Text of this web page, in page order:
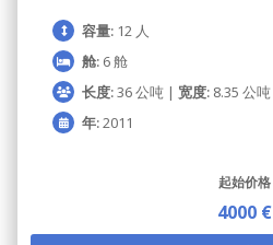
容量: 12 人
舱: 6 舱
长度:36 公吨 | 宽度: 8.35 公吨
年:2011
起始价格
4000 €